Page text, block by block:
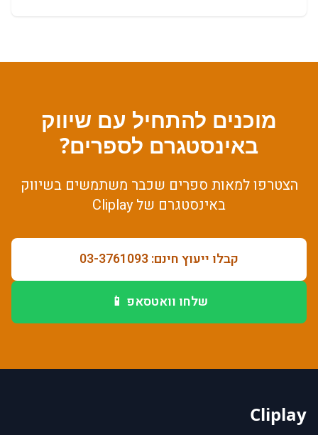
מוכנים להתחיל עם שיווק
באינסטגרם לספרים?
הצטרפו למאות ספרים שכבר משתמשים בשיווק
באינסטגרם של Cliplay
קבלו ייעוץ חינם: 03-3761093
שלחו וואטסאפ 📱
Cliplay